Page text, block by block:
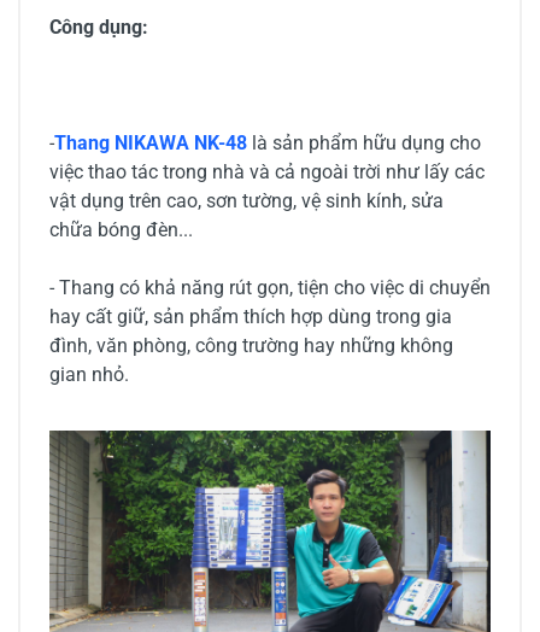
Công dụng:
-Thang NIKAWA NK-48 là sản phẩm hữu dụng cho
việc thao tác trong nhà và cả ngoài trời như lấy các
vật dụng trên cao, sơn tường, vệ sinh kính, sửa
chữa bóng đèn...
- Thang có khả năng rút gọn, tiện cho việc di chuyển
hay cất giữ, sản phẩm thích hợp dùng trong gia
đình, văn phòng, công trường hay những không
gian nhỏ.